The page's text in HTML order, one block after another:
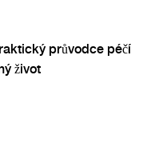
průvodce péčí
život